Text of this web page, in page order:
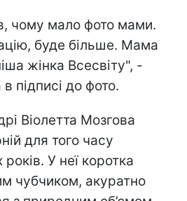
чому мало фото мами.
буде більше. Мама
жінка Всесвіту", -
підписі до фото.
Віолетта Мозгова
для того часу
У неї коротка
чубчиком, акуратно